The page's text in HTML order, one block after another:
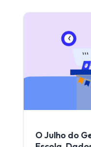
O Julho do